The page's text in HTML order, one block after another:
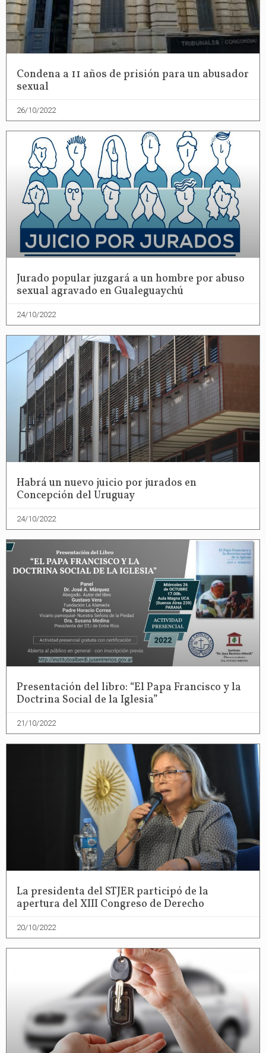
Condena a 11 años de prisión para un abusador
sexual
26/10/2022
Jurado popular juzgará a un hombre por abuso
sexual agravado en Gualeguaychú
24/10/2022
Habrá un nuevo juicio por jurados en
Concepción del Uruguay
24/10/2022
Presentación del libro: “El Papa Francisco y la
Doctrina Social de la Iglesia”
21/10/2022
La presidenta del STJER participó de la
apertura del XIII Congreso de Derecho
20/10/2022